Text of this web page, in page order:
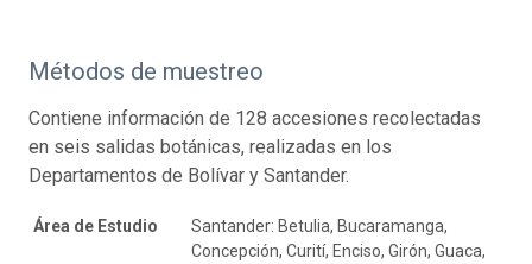
Métodos de muestreo
Contiene información de 128 accesiones recolectadas
en seis salidas botánicas, realizadas en los
Departamentos de Bolívar y Santander.
Área de Estudio
Santander: Betulia, Bucaramanga,
Concepción, Curití, Enciso, Girón, Guaca,